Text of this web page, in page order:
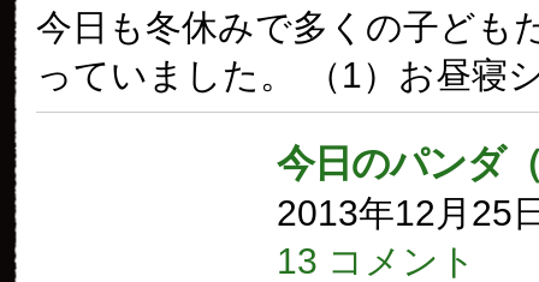
今日も冬休みで多くの子ども
っていました。 （1）お昼寝
今日のパンダ
2013年12月25
13 コメント